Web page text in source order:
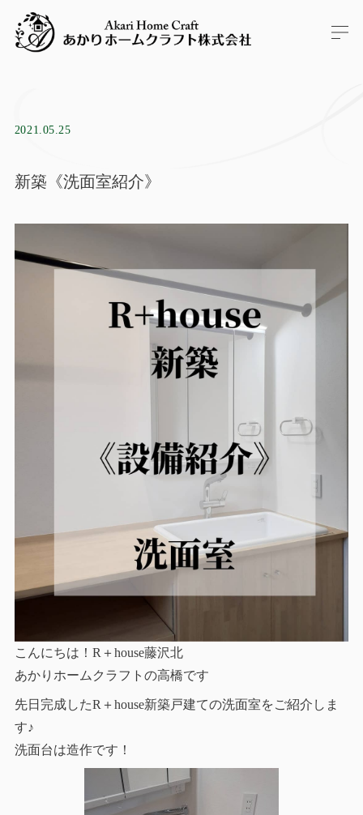
2021.05.25
新築《洗面室紹介》
こんにちは！R＋house藤沢北
あかりホームクラフトの高橋です
先日完成したR＋house新築戸建ての洗面室をご紹介しま
す♪
洗面台は造作です！